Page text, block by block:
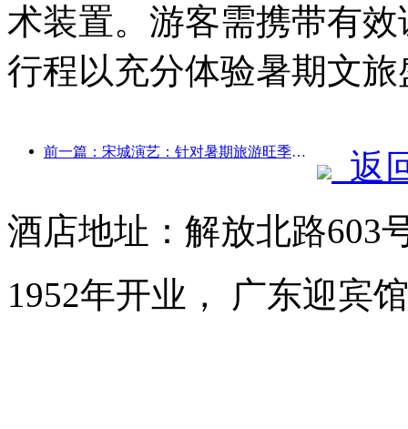
术装置。游客需携带有
行程以充分体验暑期文旅
前一篇：宋城演艺：针对暑期旅游旺季将做好市场和活动内容双端准备
返
酒店地址：解放北路603
1952年开业， 广东迎